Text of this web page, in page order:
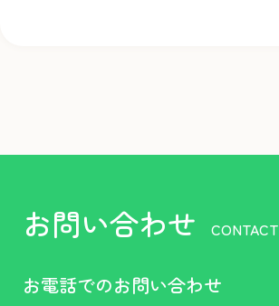
お問い合わせ CONTACT
お電話でのお問い合わせ